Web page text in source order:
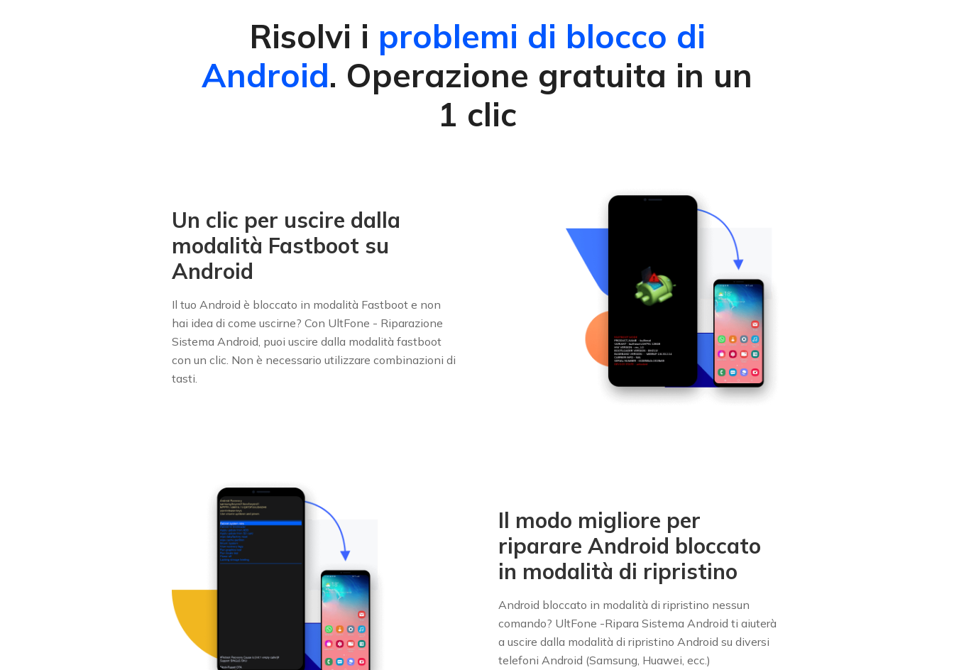
Risolvi i problemi di blocco di
Android. Operazione gratuita in un
1 clic
Un clic per uscire dalla
modalità Fastboot su
Android
Il tuo Android è bloccato in modalità Fastboot e non
hai idea di come uscirne? Con UltFone - Riparazione
Sistema Android, puoi uscire dalla modalità fastboot
con un clic. Non è necessario utilizzare combinazioni di
tasti.
Il modo migliore per
riparare Android bloccato
in modalità di ripristino
Android bloccato in modalità di ripristino nessun
comando? UltFone -Ripara Sistema Android ti aiuterà
a uscire dalla modalità di ripristino Android su diversi
telefoni Android (Samsung, Huawei, ecc.)